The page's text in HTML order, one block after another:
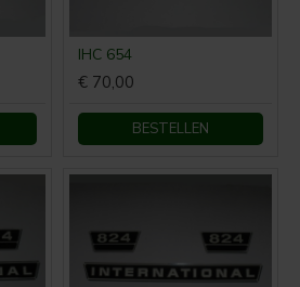
IHC 654
€ 70,00
BESTELLEN